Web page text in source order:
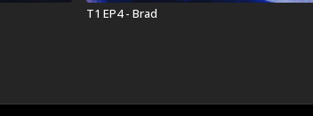
T1 EP4 - Brad